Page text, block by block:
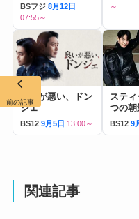
BSフジ 8月12日
07:55～
～
良いが悪い、ドン
ジェ
BS12 9月5日 13:00～
ステ
つの朝
BS12 9
関連記事
前の記事